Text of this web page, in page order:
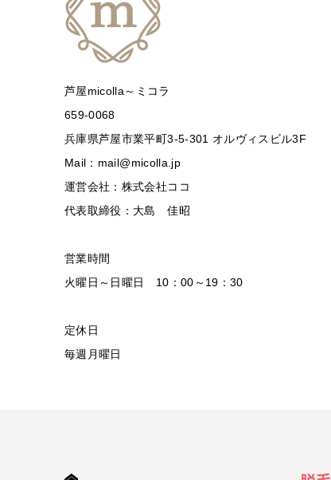
芦屋micolla～ミコラ
659-0068
兵庫県芦屋市業平町3-5-301 オルヴィスビル3F
Mail：mail@micolla.jp
運営会社：株式会社ココ
代表取締役：大島 佳昭
営業時間
火曜日～日曜日 10：00～19：30
定休日
毎週月曜日